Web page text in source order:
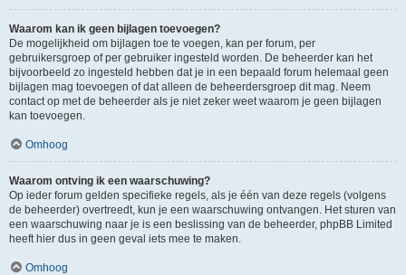
Waarom kan ik geen bijlagen toevoegen?
De mogelijkheid om bijlagen toe te voegen, kan per forum, per
gebruikersgroep of per gebruiker ingesteld worden. De beheerder kan het
bijvoorbeeld zo ingesteld hebben dat je in een bepaald forum helemaal geen
bijlagen mag toevoegen of dat alleen de beheerdersgroep dit mag. Neem
contact op met de beheerder als je niet zeker weet waarom je geen bijlagen
kan toevoegen.
Omhoog
Waarom ontving ik een waarschuwing?
Op ieder forum gelden specifieke regels, als je één van deze regels (volgens
de beheerder) overtreedt, kun je een waarschuwing ontvangen. Het sturen van
een waarschuwing naar je is een beslissing van de beheerder, phpBB Limited
heeft hier dus in geen geval iets mee te maken.
Omhoog